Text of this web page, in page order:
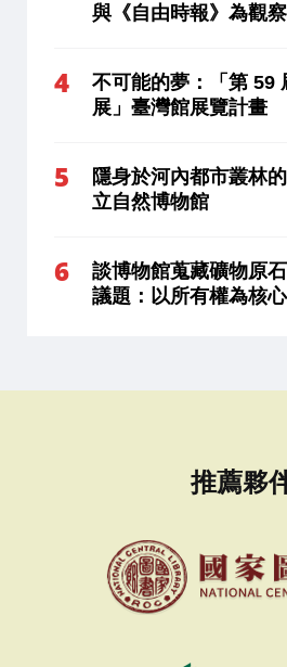
與《自由時報》為觀察
不可能的夢：「第 59
展」臺灣館展覽計畫
隱身於河內都市叢林
立自然博物館
談博物館蒐藏礦物原
議題：以所有權為核心
推薦夥